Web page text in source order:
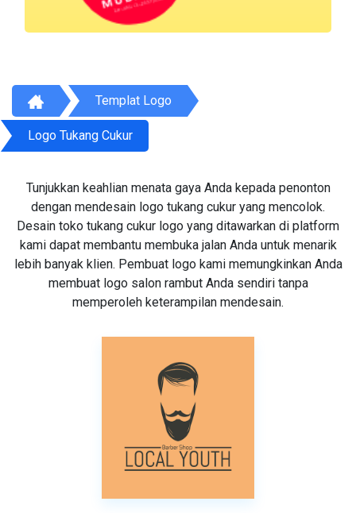
Templat Logo
Logo Tukang Cukur
Tunjukkan keahlian menata gaya Anda kepada penonton
dengan mendesain logo tukang cukur yang mencolok.
Desain toko tukang cukur logo yang ditawarkan di platform
kami dapat membantu membuka jalan Anda untuk menarik
lebih banyak klien. Pembuat logo kami memungkinkan Anda
membuat logo salon rambut Anda sendiri tanpa
memperoleh keterampilan mendesain.